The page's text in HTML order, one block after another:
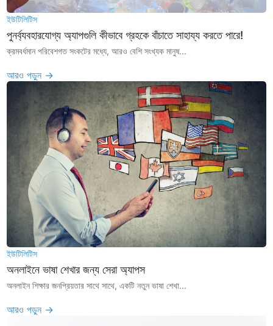
ইউটিলিটিস
পুনর্ব্যবহারযোগ্য অ্যাপগুলি কীভাবে গ্রহকে বাঁচাতে সাহায্য করতে পারে!
ক্রমবর্ধমান পরিবেশগত সংকটের মধ্যে, আরও বেশি সংখ্যক মানুষ...
আরও পড়ুন →
ইউটিলিটিস
অনলাইনে ভাষা শেখার জন্য সেরা অ্যাপস
অনলাইন শিক্ষার জনপ্রিয়তার সাথে সাথে, একটি নতুন ভাষা শেখা...
আরও পড়ুন →